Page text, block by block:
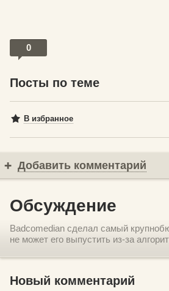
0
Посты по теме
В избранное
Добавить комментарий
Обсуждение
Badcomedian сделал самый
не может его выпустить из-за
Новый комментарий